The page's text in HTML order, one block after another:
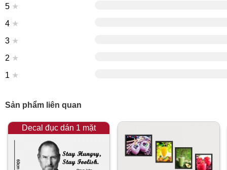
5 ★
4 ★
3 ★
2 ★
1 ★
Sản phẩm liên quan
Decal đục dán 1 mặt